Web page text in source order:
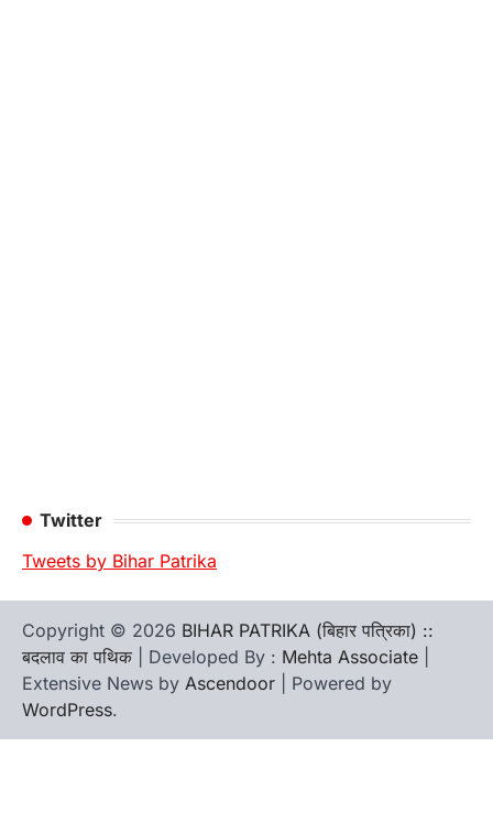
Twitter
Tweets by Bihar Patrika
Copyright © 2026 BIHAR PATRIKA (बिहार पत्रिका) ::
बदलाव का पथिक | Developed By : Mehta Associate
Extensive News by Ascendoor | Powered by
WordPress.